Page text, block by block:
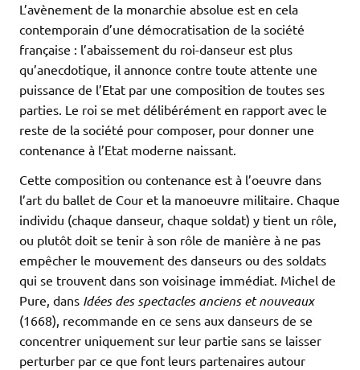
L’avènement de la monarchie absolue est en cela
contemporain d’une démocratisation de la société
française : l’abaissement du roi-danseur est plus
qu’anecdotique, il annonce contre toute attente une
puissance de l’Etat par une composition de toutes ses
parties. Le roi se met délibérément en rapport avec le
reste de la société pour composer, pour donner une
contenance à l’Etat moderne naissant.
Cette composition ou contenance est à l’oeuvre dans
l’art du ballet de Cour et la manoeuvre militaire. Chaque
individu (chaque danseur, chaque soldat) y tient un rôle,
ou plutôt doit se tenir à son rôle de manière à ne pas
empêcher le mouvement des danseurs ou des soldats
qui se trouvent dans son voisinage immédiat. Michel de
Pure, dans Idées des spectacles anciens et nouveaux
(1668), recommande en ce sens aux danseurs de se
concentrer uniquement sur leur partie sans se laisser
perturber par ce que font leurs partenaires autour